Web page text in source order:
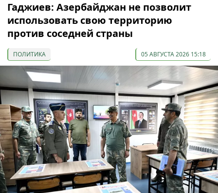
Гаджиев: Азербайджан не позволит
использовать свою территорию
против соседней страны
ПОЛИТИКА 05 АВГУСТА 2026 15:18